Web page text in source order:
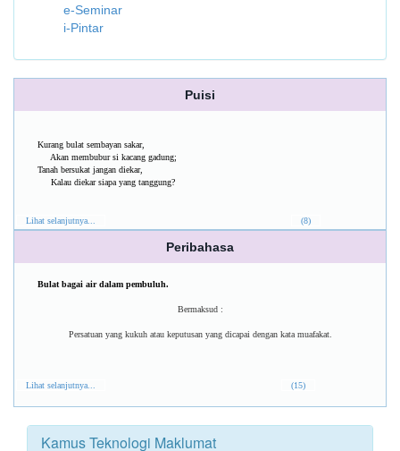
e-Seminar
i-Pintar
Puisi
Kurang bulat sembayan sakar,
Akan membubur si kacang gadung;
Tanah bersukat jangan diekar,
Kalau diekar siapa yang tanggung?
Lihat selanjutnya... (8)
Peribahasa
Bulat bagai air dalam pembuluh.
Bermaksud :
Persatuan yang kukuh atau keputusan yang dicapai dengan kata muafakat.
Lihat selanjutnya... (15)
Kamus Teknologi Maklumat